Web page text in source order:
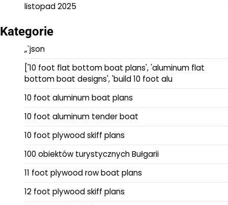
listopad 2025
Kategorie
„`json
['10 foot flat bottom boat plans', 'aluminum flat
bottom boat designs', 'build 10 foot alu
10 foot aluminum boat plans
10 foot aluminum tender boat
10 foot plywood skiff plans
100 obiektów turystycznych Bułgarii
11 foot plywood row boat plans
12 foot plywood skiff plans